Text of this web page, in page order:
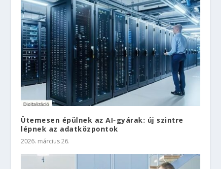
Ütemesen épülnek az AI-gyárak: új szintre
lépnek az adatközpontok
2026. március 26.